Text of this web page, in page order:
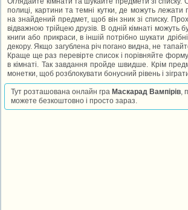
полиці, картини та темні кутки, де можуть лежати
на знайдений предмет, щоб він зник зі списку.
відважною трійцею друзів. В одній кімнаті можуть
книги або прикраси, в іншій потрібно шукати
декору. Якщо загублена річ погано видна, не
Краще ще раз перевірте список і порівняйте
в кімнаті. Так завдання пройде швидше. Крім
монетки, щоб розблокувати бонусний рівень і
Тут розташована онлайн гра Маскарад Вампірів,
можете безкоштовно і просто зараз.